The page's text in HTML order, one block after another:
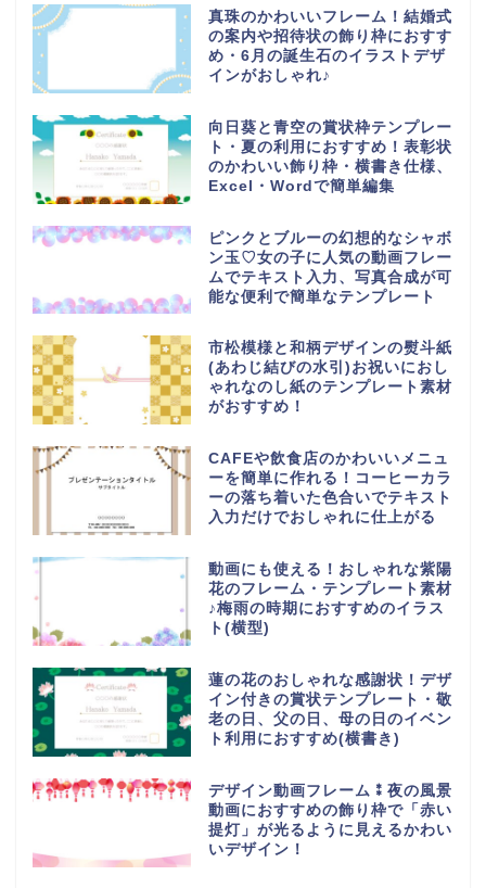
真珠のかわいいフレーム！結婚式
の案内や招待状の飾り枠におすす
め・6月の誕生石のイラストデザ
インがおしゃれ♪
向日葵と青空の賞状枠テンプレー
ト・夏の利用におすすめ！表彰状
のかわいい飾り枠・横書き仕様、
Excel・Wordで簡単編集
ピンクとブルーの幻想的なシャボ
ン玉♡女の子に人気の動画フレー
ムでテキスト入力、写真合成が可
能な便利で簡単なテンプレート
市松模様と和柄デザインの熨斗紙
(あわじ結びの水引)お祝いにおし
ゃれなのし紙のテンプレート素材
がおすすめ！
CAFEや飲食店のかわいいメニュ
ーを簡単に作れる！コーヒーカラ
ーの落ち着いた色合いでテキスト
入力だけでおしゃれに仕上がる
動画にも使える！おしゃれな紫陽
花のフレーム・テンプレート素材
♪梅雨の時期におすすめのイラス
ト(横型)
蓮の花のおしゃれな感謝状！デザ
イン付きの賞状テンプレート・敬
老の日、父の日、母の日のイベン
ト利用におすすめ(横書き)
デザイン動画フレーム⁑夜の風景
動画におすすめの飾り枠で「赤い
提灯」が光るように見えるかわい
いデザイン！